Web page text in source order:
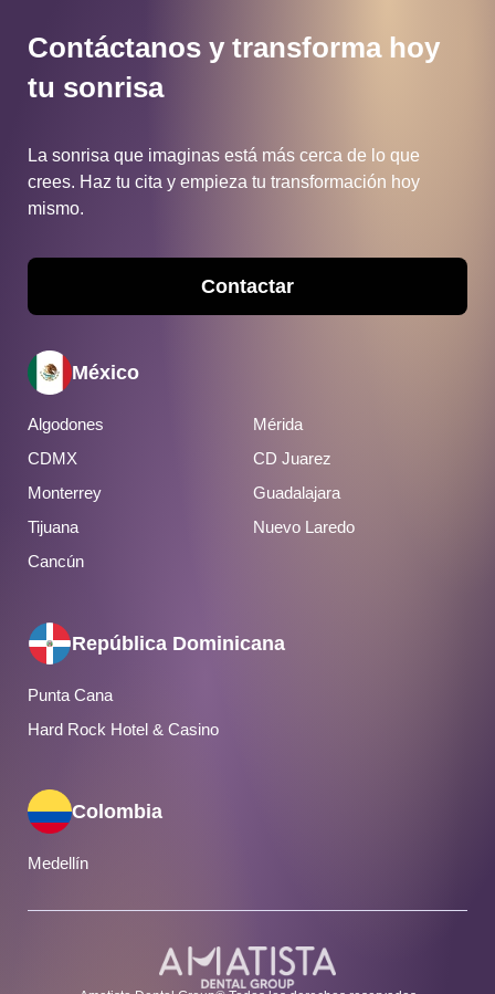
Contáctanos y transforma hoy
tu sonrisa
La sonrisa que imaginas está más cerca de lo que
crees. Haz tu cita y empieza tu transformación hoy
mismo.
Contactar
México
Algodones
Mérida
CDMX
CD Juarez
Monterrey
Guadalajara
Tijuana
Nuevo Laredo
Cancún
República Dominicana
Punta Cana
Hard Rock Hotel & Casino
Colombia
Medellín